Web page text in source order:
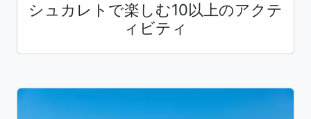
シュカレトで楽しむ10以上のアクテ
ィビティ